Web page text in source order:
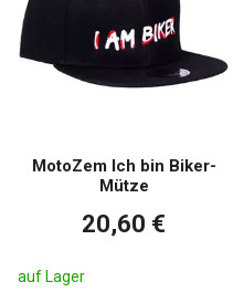
MotoZem Ich bin Biker-
Mütze
20,60 €
auf Lager